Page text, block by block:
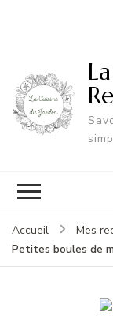
Accueil Mes
Petites boules de